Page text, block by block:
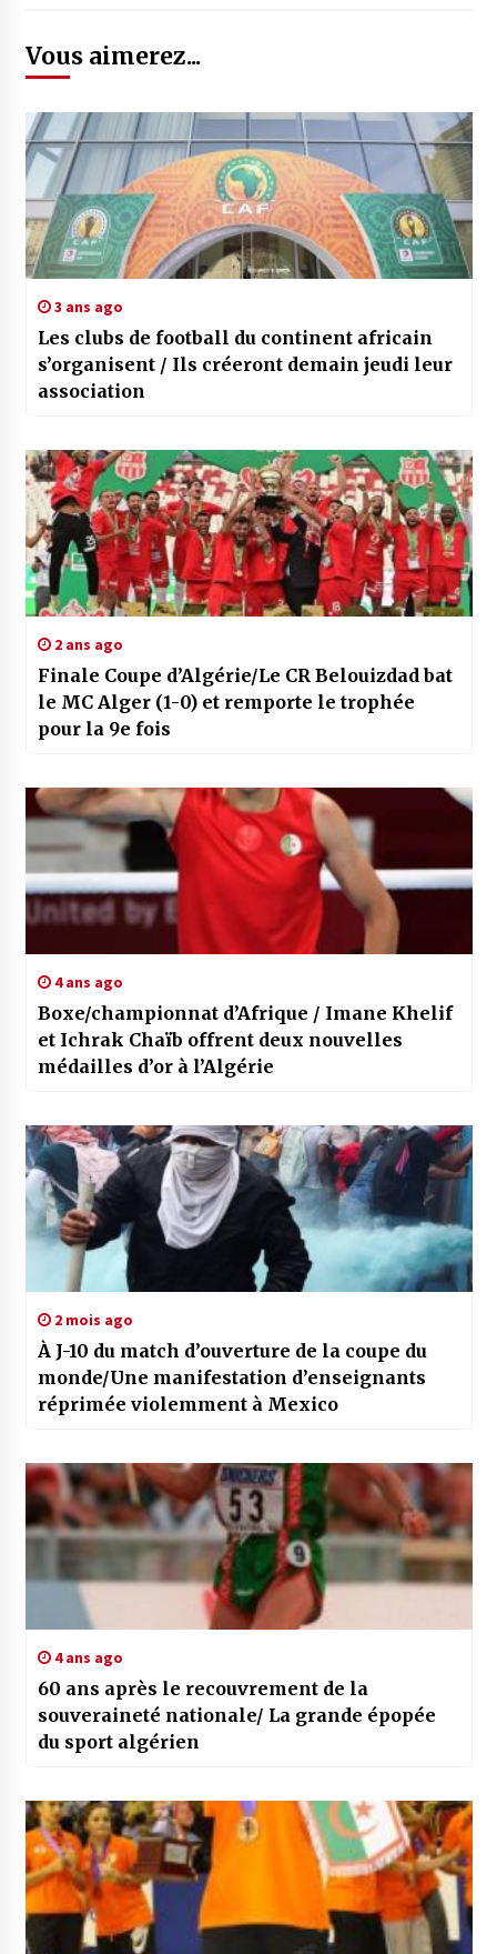
Vous aimerez...
3 ans ago
Les clubs de football du continent africain
s’organisent / Ils créeront demain jeudi leur
association
2 ans ago
Finale Coupe d’Algérie/Le CR Belouizdad bat
le MC Alger (1-0) et remporte le trophée
4 ans ago
Boxe/championnat d’Afrique / Imane Khelif
et Ichrak Chaïb offrent deux nouvelles
médailles d’or à l’Algérie
2 mois ago
À J-10 du match d’ouverture de la coupe du
monde/Une manifestation d’enseignants
réprimée violemment à Mexico
4 ans ago
60 ans après le recouvrement de la
souveraineté nationale/ La grande épopée